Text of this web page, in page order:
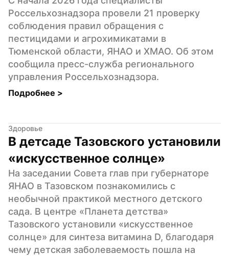
Россельхознадзора провели 21 проверку
соблюдения правил обращения с
пестицидами и агрохимикатами в
Тюменской области, ЯНАО и ХМАО. Об этом
сообщила пресс-служба регионального
управления Россельхознадзора.
Подробнее >
Здоровье
В детсаде Тазовского установили
«искусственное солнце»
На заседании Совета глав при губернаторе
ЯНАО в Тазовском познакомились с
необычной практикой местного детского
сада. В центре «Планета детства»
Тазовского установили «искусственное
солнце» для синтеза витамина D, благодаря
чему детская заболеваемость пошла на